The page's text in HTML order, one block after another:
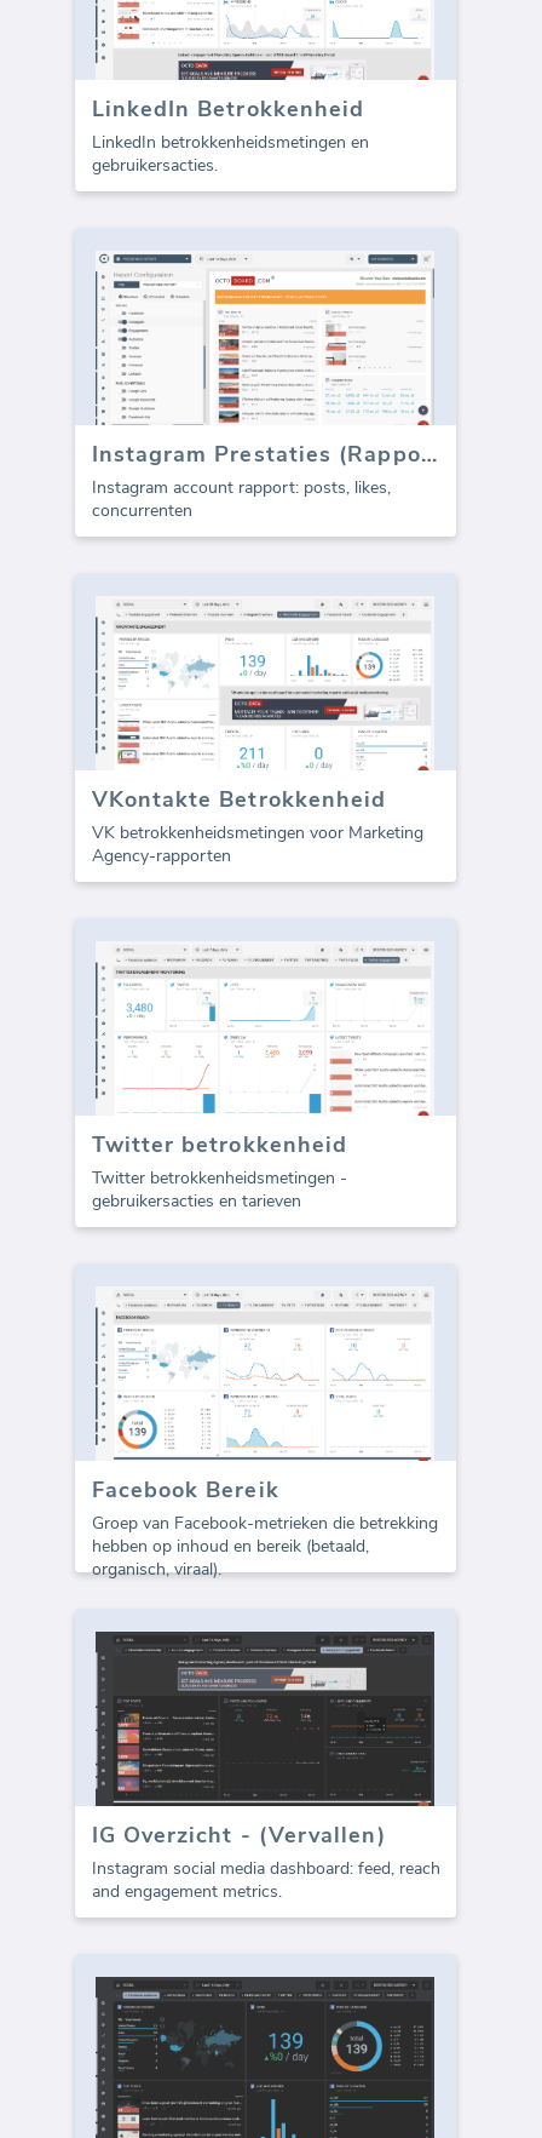
LinkedIn Betrokkenheid
LinkedIn betrokkenheidsmetingen en
gebruikersacties.
Instagram Prestaties (Rapport)
Instagram account rapport: posts, likes,
concurrenten
VKontakte Betrokkenheid
VK betrokkenheidsmetingen voor Marketing
Agency-rapporten
Twitter betrokkenheid
Twitter betrokkenheidsmetingen -
gebruikersacties en tarieven
Facebook Bereik
Groep van Facebook-metrieken die betrekking
hebben op inhoud en bereik (betaald,
organisch, viraal).
IG Overzicht - (Vervallen)
Instagram social media dashboard: feed, reach
and engagement metrics.